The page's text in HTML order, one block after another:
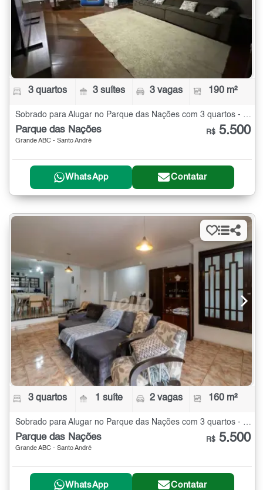
3 quartos 3 suítes 3 vagas 190 m²
Parque das Nações
Grande ABC - Santo André
R$ 5.500
WhatsApp Contatar
3 quartos 1 suíte 2 vagas 160 m²
Sobrado para Alugar no Parque das Nações com 3 quartos - 160 m²
Parque das Nações
Grande ABC - Santo André
R$ 5.500
WhatsApp Contatar